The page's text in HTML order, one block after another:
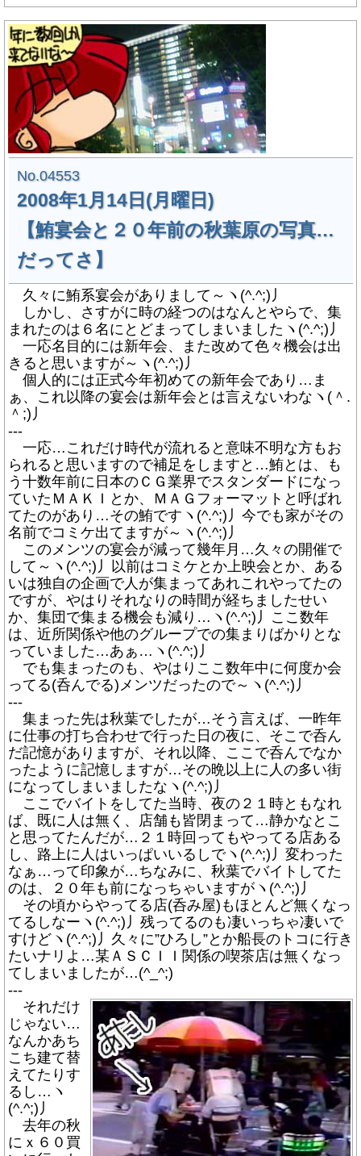
No.04553
2008年1月14日(月曜日)
【鮪宴会と２０年前の秋葉原の写真…
だってさ】
久々に鮪系宴会がありまして～ヽ(^.^;)丿
しかし、さすがに時の経つのはなんとやらで、集
まれたのは６名にとどまってしまいましたヽ(^.^;)丿
一応名目的には新年会、また改めて色々機会は出
きると思いますが～ヽ(^.^;)丿
個人的には正式今年初めての新年会であり…ま
ぁ、これ以降の宴会は新年会とは言えないわなヽ(＾.
＾;)丿
---
一応…これだけ時代が流れると意味不明な方もお
られると思いますので補足をしますと…鮪とは、も
う十数年前に日本のＣＧ業界でスタンダードになっ
ていたＭＡＫＩとか、ＭＡＧフォーマットと呼ばれ
てたのがあり…その鮪ですヽ(^.^;)丿今でも家がその
名前でコミケ出てますが～ヽ(^.^;)丿
このメンツの宴会が減って幾年月…久々の開催で
して～ヽ(^.^;)丿以前はコミケとか上映会とか、ある
いは独自の企画で人が集まってあれこれやってたの
ですが、やはりそれなりの時間が経ちましたせい
か、集団で集まる機会も減り…ヽ(^.^;)丿ここ数年
は、近所関係や他のグループでの集まりばかりとな
っていました…あぁ…ヽ(^.^;)丿
でも集まったのも、やはりここ数年中に何度か会
ってる(呑んでる)メンツだったので～ヽ(^.^;)丿
---
集まった先は秋葉でしたが…そう言えば、一昨年
に仕事の打ち合わせで行った日の夜に、そこで呑ん
だ記憶がありますが、それ以降、ここで呑んでなか
ったように記憶しますが…その晩以上に人の多い街
になってしまいましたなヽ(^.^;)丿
ここでバイトをしてた当時、夜の２１時ともなれ
ば、既に人は無く、店舗も皆閉まって…静かなとこ
と思ってたんだが…２１時回ってもやってる店ある
し、路上に人はいっぱいいるしでヽ(^.^;)丿変わった
なぁ…って印象が…ちなみに、秋葉でバイトしてた
のは、２０年も前になっちゃいますがヽ(^.^;)丿
その頃からやってる店(呑み屋)もほとんど無くなっ
てるしなーヽ(^.^;)丿残ってるのも凄いっちゃ凄いで
すけどヽ(^.^;)丿久々に”ひろし”とか船長のトコに行き
たいナリよ…某ＡＳＣＩＩ関係の喫茶店は無くなっ
てしまいましたが…(^_^;)
---
それだけ
じゃない…
なんかあち
こち建て替
えてたりす
るし…ヽ
(^.^;)丿
去年の秋
にｘ６０買